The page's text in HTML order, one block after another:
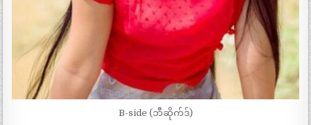
B-side (ဘီဆိုက်ဒ်)